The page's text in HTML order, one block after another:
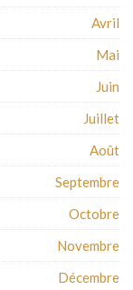
Avril
Mai
Juin
Juillet
Août
Septembre
Octobre
Novembre
Décembre